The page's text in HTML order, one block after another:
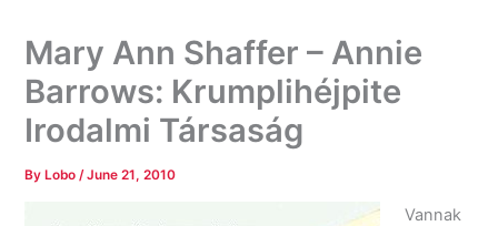
Mary Ann Shaffer – Annie
Barrows: Krumplihéjpite
Irodalmi Társaság
By Lobo/June 21, 2010
Vannak
k
k